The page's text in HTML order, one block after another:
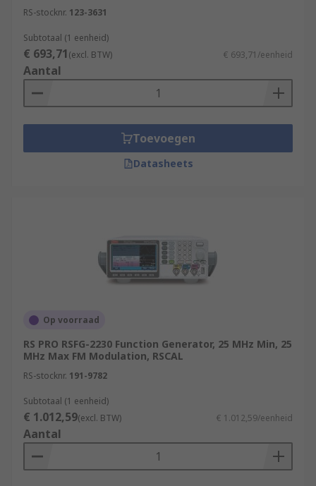
RS-stocknr. 123-3631
Subtotaal (1 eenheid)
€ 693,71(excl. BTW) € 693,71/eenheid
Aantal
Toevoegen
Datasheets
Op voorraad
RS PRO RSFG-2230 Function Generator, 25 MHz Min, 25
MHz Max FM Modulation, RSCAL
RS-stocknr. 191-9782
Subtotaal (1 eenheid)
€ 1.012,59(excl. BTW) € 1.012,59/eenheid
Aantal